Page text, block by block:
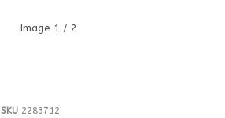
Image 1 / 2
SKU 2283712